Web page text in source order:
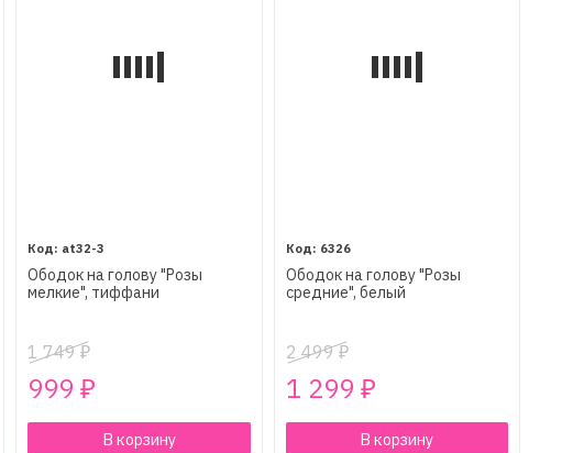
at32-3
Ободок на голову "Розы
мелкие", тиффани
1 749₽
999 ₽
В корзину
6326
Ободок на голову "Розы
средние", белый
2 499₽
1 299 ₽
В корзину